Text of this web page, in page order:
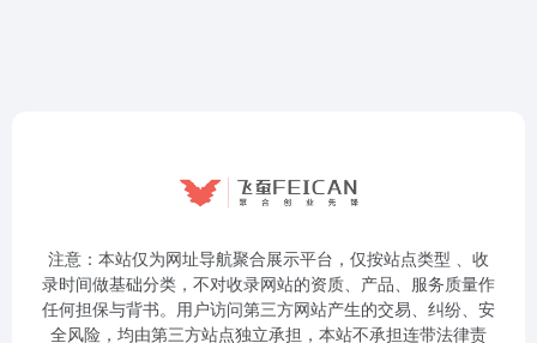
注意：本站仅为网址导航聚合展示平台，仅按站点类型 、收
录时间做基础分类，不对收录网站的资质、产品、服务质量作
任何担保与背书。用户访问第三方网站产生的交易、纠纷、安
全风险，均由第三方站点独立承担，本站不承担连带法律责